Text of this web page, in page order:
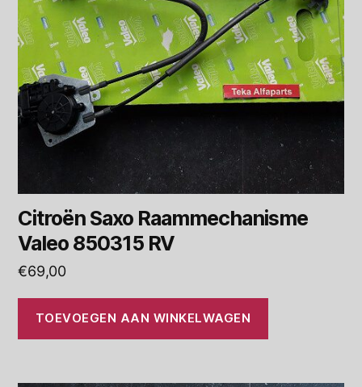
Citroën Saxo Raammechanisme
Valeo 850315 RV
€69,00
TOEVOEGEN AAN WINKELWAGEN